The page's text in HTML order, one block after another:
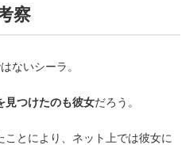
察
ないシーラ。
見つけたのも彼女だろう。
とにより、ネット上では彼女に